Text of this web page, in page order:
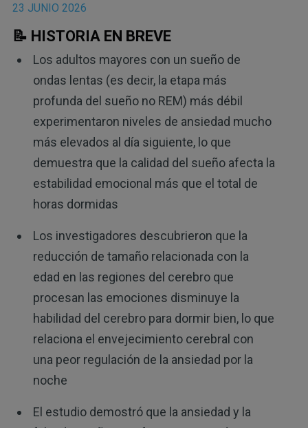
23 JUNIO 2026
📝 HISTORIA EN BREVE
Los adultos mayores con un sueño de
ondas lentas (es decir, la etapa más
profunda del sueño no REM) más débil
experimentaron niveles de ansiedad mucho
más elevados al día siguiente, lo que
demuestra que la calidad del sueño afecta la
estabilidad emocional más que el total de
horas dormidas
Los investigadores descubrieron que la
reducción de tamaño relacionada con la
edad en las regiones del cerebro que
procesan las emociones disminuye la
habilidad del cerebro para dormir bien, lo que
relaciona el envejecimiento cerebral con
una peor regulación de la ansiedad por la
noche
El estudio demostró que la ansiedad y la